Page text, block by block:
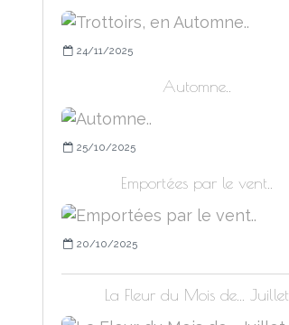
24/11/2025
Automne..
25/10/2025
Emportées par le vent..
20/10/2025
La Fleur du Mois de... Juillet